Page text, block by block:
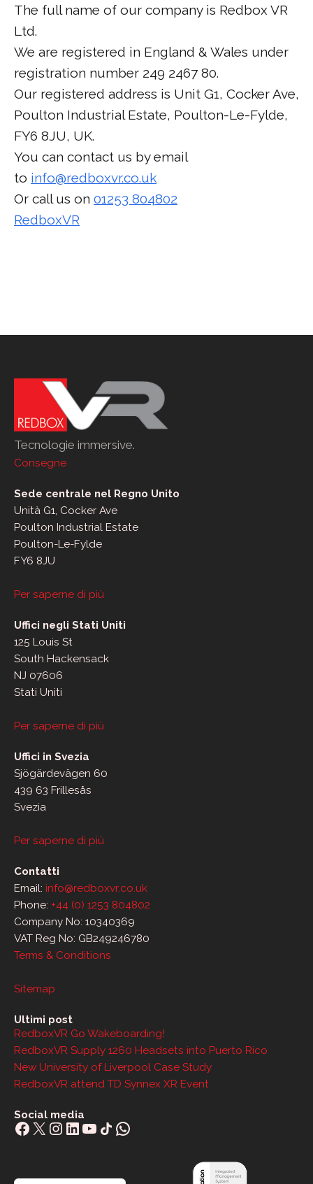
The full name of our company is Redbox VR
Ltd.
We are registered in England & Wales under
registration number 249 2467 80.
Our registered address is Unit G1, Cocker Ave,
Poulton Industrial Estate, Poulton-Le-Fylde,
FY6 8JU, UK.
You can contact us by email
to info@redboxvr.co.uk
Or call us on 01253 804802
RedboxVR
Tecnologie immersive.
Consegne
Sede centrale nel Regno Unito
Unità G1, Cocker Ave
Poulton Industrial Estate
Poulton-Le-Fylde
FY6 8JU
Per saperne di più
Uffici negli Stati Uniti
125 Louis St
South Hackensack
NJ 07606
Stati Uniti
Per saperne di più
Uffici in Svezia
Sjögärdevägen 60
439 63 Frillesås
Svezia
Per saperne di più
Contatti
Email: info@redboxvr.co.uk
Phone: +44 (0) 1253 804802
Company No: 10340369
VAT Reg No: GB249246780
Terms & Conditions
Sitemap
Ultimi post
RedboxVR Go Wakeboarding!
RedboxVR Supply 1260 Headsets into Puerto Rico
New University of Liverpool Case Study
RedboxVR attend TD Synnex XR Event
Social media
Facebook
X Instagram
LinkedIn
YouTube
Share IconWhatsApp